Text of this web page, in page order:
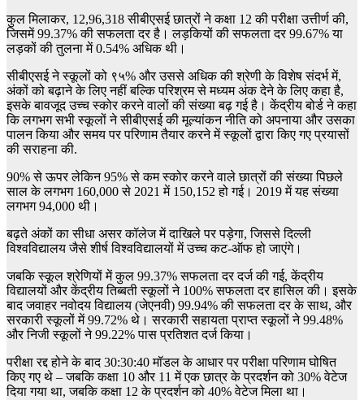
कुल मिलाकर, 12,96,318 सीबीएसई छात्रों ने कक्षा 12 की परीक्षा उत्तीर्ण की,
जिसमें 99.37% की सफलता दर है। लड़कियों की सफलता दर 99.67% या
लड़कों की तुलना में 0.54% अधिक थी।
सीबीएसई ने स्कूलों को ९५% और उससे अधिक की श्रेणी के विशेष संदर्भ में,
अंकों को बढ़ाने के लिए नहीं बल्कि परिश्रम से मध्यम अंक देने के लिए कहा है,
इसके बावजूद उच्च स्कोर करने वालों की संख्या बढ़ गई है। केंद्रीय बोर्ड ने कहा
कि लगभग सभी स्कूलों ने सीबीएसई की मूल्यांकन नीति को अपनाया और उसका
पालन किया और समय पर परिणाम तैयार करने में स्कूलों द्वारा किए गए प्रयासों
की सराहना की.
90% से ऊपर लेकिन 95% से कम स्कोर करने वाले छात्रों की संख्या पिछले
साल के लगभग 160,000 से 2021 में 150,152 हो गई। 2019 में यह संख्या
लगभग 94,000 थी।
बढ़ते अंकों का सीधा असर कॉलेज में दाखिले पर पड़ेगा, जिससे दिल्ली
विश्वविद्यालय जैसे शीर्ष विश्वविद्यालयों में उच्च कट-ऑफ हो जाएंगे।
जबकि स्कूल श्रेणियों में कुल 99.37% सफलता दर दर्ज की गई, केंद्रीय
विद्यालयों और केंद्रीय तिब्बती स्कूलों ने 100% सफलता दर हासिल की। इसके
बाद जवाहर नवोदय विद्यालय (जेएनवी) 99.94% की सफलता दर के साथ, और
सरकारी स्कूलों में 99.72% थे। सरकारी सहायता प्राप्त स्कूलों ने 99.48%
और निजी स्कूलों ने 99.22% पास प्रतिशत दर्ज किया।
परीक्षा रद्द होने के बाद 30:30:40 मॉडल के आधार पर परीक्षा परिणाम घोषित
किए गए थे – जबकि कक्षा 10 और 11 में एक छात्र के प्रदर्शन को 30% वेटेज
दिया गया था, जबकि कक्षा 12 के प्रदर्शन को 40% वेटेज मिला था।